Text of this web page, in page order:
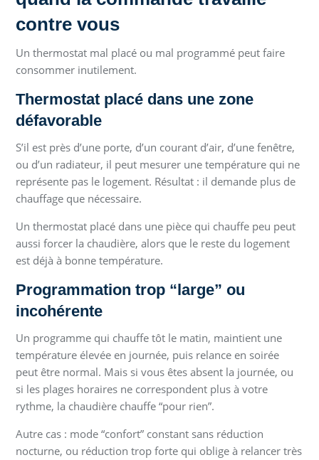
contre vous
Un thermostat mal placé ou mal programmé peut faire
consommer inutilement.
Thermostat placé dans une zone
défavorable
S’il est près d’une porte, d’un courant d’air, d’une fenêtre,
ou d’un radiateur, il peut mesurer une température qui ne
représente pas le logement. Résultat : il demande plus de
chauffage que nécessaire.
Un thermostat placé dans une pièce qui chauffe peu peut
aussi forcer la chaudière, alors que le reste du logement
est déjà à bonne température.
Programmation trop “large” ou
incohérente
Un programme qui chauffe tôt le matin, maintient une
température élevée en journée, puis relance en soirée
peut être normal. Mais si vous êtes absent la journée, ou
si les plages horaires ne correspondent plus à votre
rythme, la chaudière chauffe “pour rien”.
Autre cas : mode “confort” constant sans réduction
nocturne, ou réduction trop forte qui oblige à relancer très